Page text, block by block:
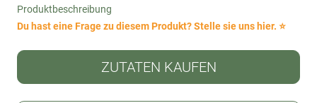
Produktbeschreibung
Du hast eine Frage zu diesem Produkt? Stelle sie uns hier. ⭐
ZUTATEN KAUFEN